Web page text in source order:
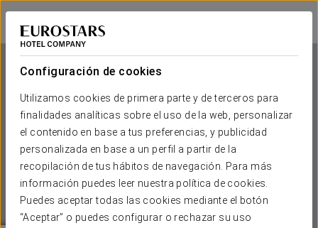
Configuración de cookies
Utilizamos cookies de primera parte y de terceros para
finalidades analíticas sobre el uso de la web, personalizar
el contenido en base a tus preferencias, y publicidad
personalizada en base a un perfil a partir de la
recopilación de tus hábitos de navegación. Para más
información puedes leer nuestra política de cookies.
Puedes aceptar todas las cookies mediante el botón
“Aceptar” o puedes configurar o rechazar su uso
Eurostars Lisboa Baixa
LISBOA
Eurostars Lisboa Baixa
LISBOA